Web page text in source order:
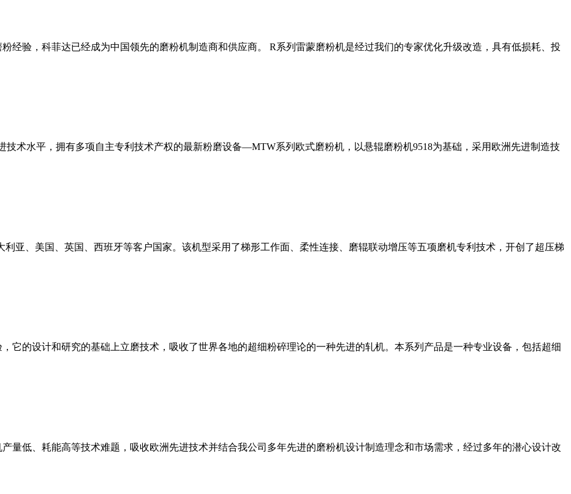
经验，科菲达已经成为中国领先的磨粉机制造商和供应商。 R系列雷蒙磨粉机是经过我们的专家优化升级改造，具有低损耗、投
术水平，拥有多项自主专利技术产权的最新粉磨设备—MTW系列欧式磨粉机，以悬辊磨粉机9518为基础，采用欧洲先进制造技
亚、美国、英国、西班牙等客户国家。该机型采用了梯形工作面、柔性连接、磨辊联动增压等五项磨机专利技术，开创了超压梯
它的设计和研究的基础上立磨技术，吸收了世界各地的超细粉碎理论的一种先进的轧机。本系列产品是一种专业设备，包括超细
量低、耗能高等技术难题，吸收欧洲先进技术并结合我公司多年先进的磨粉机设计制造理念和市场需求，经过多年的潜心设计改